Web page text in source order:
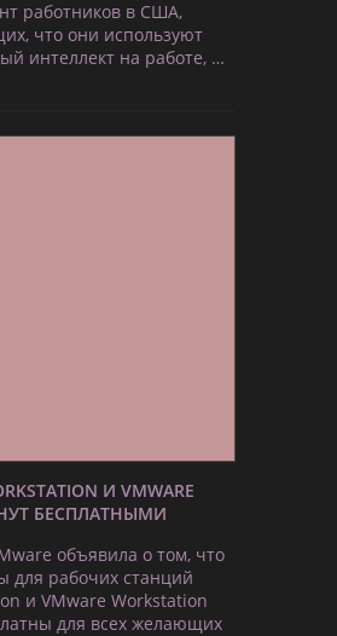
работников в США,
что они используют
интеллект на работе, …
И VMWARE
БЕСПЛАТНЫМИ
объявила о том, что
для рабочих станций
и VMware Workstation
для всех желающих